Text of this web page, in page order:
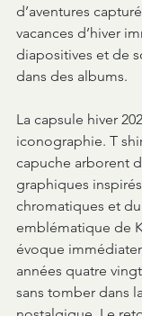
d’aventures
vacances d’hiver
diapositives et de
dans des albums.
La capsule hiver
iconographie. T
capuche arborent
graphiques
chromatiques et
emblématique de
évoque
années quatre
sans tomber dans